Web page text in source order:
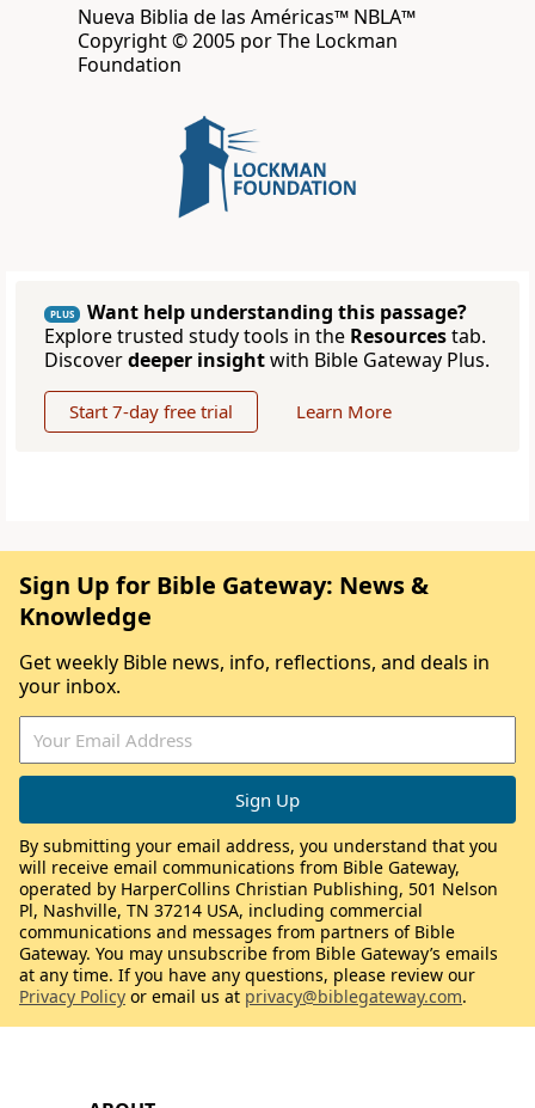
Nueva Biblia de las Américas™ NBLA™
Copyright © 2005 por The Lockman
Foundation
PLUS
Want help understanding this passage?
Explore trusted study tools in the Resourcestab.
Discoverdeeper insightwith Bible Gateway Plus.
Start 7-day free trial Learn More
Sign Up for Bible Gateway: News &
Knowledge
Get weekly Bible news, info, reflections, and deals in
your inbox.
By submitting your email address, you understand that you
will receive email communications from Bible Gateway,
operated by HarperCollins Christian Publishing, 501 Nelson
Pl, Nashville, TN 37214 USA, including commercial
communications and messages from partners of Bible
Gateway. You may unsubscribe from Bible Gateway’s emails
at any time. If you have any questions, please review our
Privacy Policy or email us at privacy@biblegateway.com.